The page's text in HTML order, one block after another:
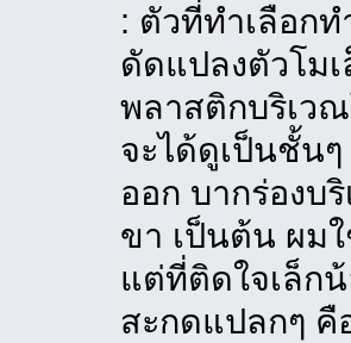
: ตัวที่ทำเลือกท
ดัดแปลงตัวโม
พลาสติกบริเว
จะได้ดูเป็นชั้น
ออก บากร่องบ
ขา เป็นต้น ผมใ
แต่ที่ติดใจเล็ก
สะกดแปลกๆ คื